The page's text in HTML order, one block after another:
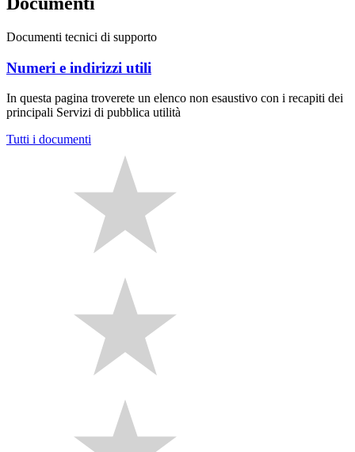
Documenti tecnici di supporto
Numeri e indirizzi utili
In questa pagina troverete un elenco non esaustivo con i recapiti dei
principali Servizi di pubblica utilità
Tutti i documenti